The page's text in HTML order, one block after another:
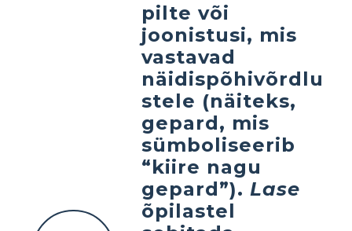
pilte või
joonistusi, mis
vastavad
näidispõhivõrdlu
stele (näiteks,
gepard, mis
sümboliseerib
“kiire nagu
gepard”). Lase
õpilastel